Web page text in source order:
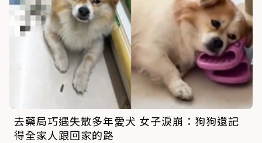
去藥局巧遇失散多年愛犬 女子淚崩：狗狗還記
得全家人跟回家的路